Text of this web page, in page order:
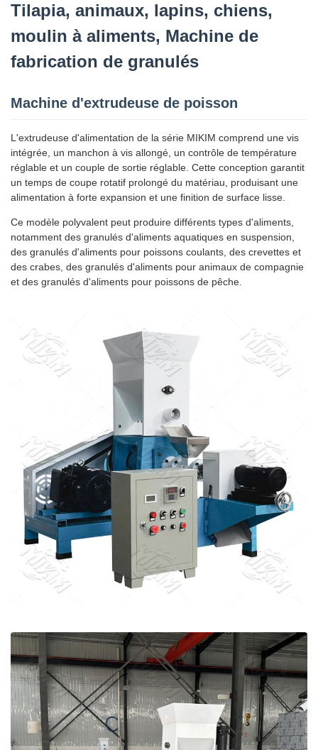
Tilapia, animaux, lapins, chiens,
moulin à aliments, Machine de
fabrication de granulés
Machine d'extrudeuse de poisson
L'extrudeuse d'alimentation de la série MIKIM comprend une vis
intégrée, un manchon à vis allongé, un contrôle de température
réglable et un couple de sortie réglable. Cette conception garantit
un temps de coupe rotatif prolongé du matériau, produisant une
alimentation à forte expansion et une finition de surface lisse.
Ce modèle polyvalent peut produire différents types d'aliments,
notamment des granulés d'aliments aquatiques en suspension,
des granulés d'aliments pour poissons coulants, des crevettes et
des crabes, des granulés d'aliments pour animaux de compagnie
et des granulés d'aliments pour poissons de pêche.